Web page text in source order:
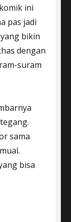
ini
pas jadi
bikin
dengan
suram
sama
bisa